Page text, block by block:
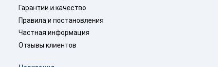
Гарантии и качество
Правила и постановления
Частная информация
Отзывы клиентов